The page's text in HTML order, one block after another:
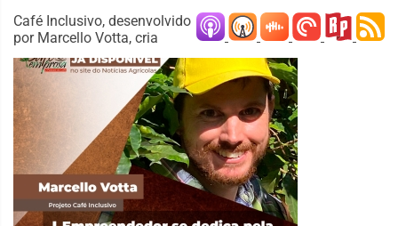
Café Inclusivo, desenvolvido
por Marcello Votta, cria